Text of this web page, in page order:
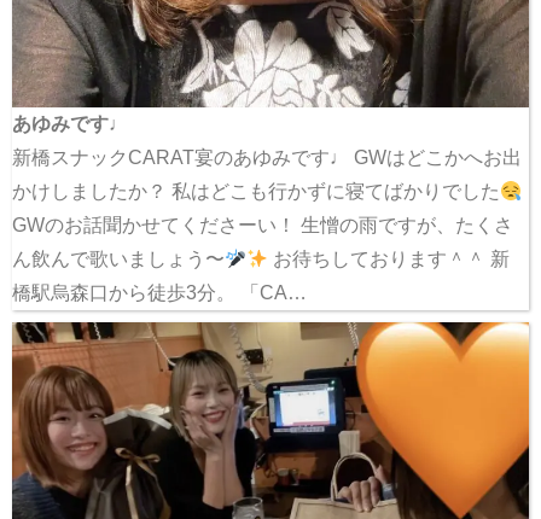
あゆみです♩
新橋スナックCARAT宴のあゆみです♩ GWはどこかへお出
かけしましたか？ 私はどこも行かずに寝てばかりでした
GWのお話聞かせてくださーい！ 生憎の雨ですが、たくさ
ん飲んで歌いましょう〜
お待ちしております＾＾ 新
橋駅烏森口から徒歩3分。 「CA…